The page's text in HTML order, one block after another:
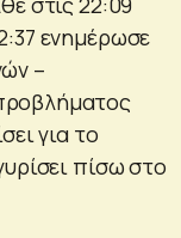
ενημέρωσε
–
για το
πίσω στο